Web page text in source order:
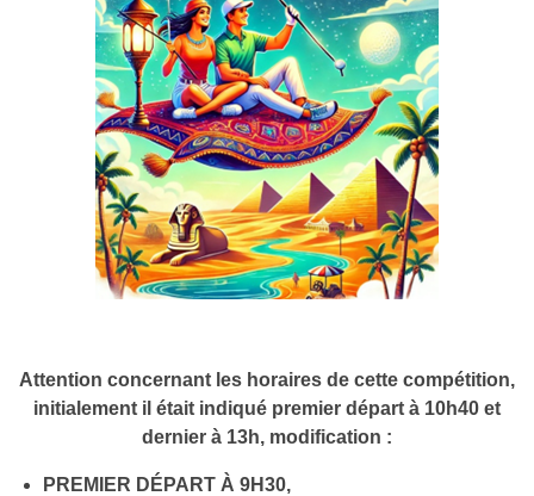
Attention concernant les horaires de cette compétition,
initialement il était indiqué premier départ à 10h40 et
dernier à 13h, modification :
PREMIER DÉPART À 9H30,